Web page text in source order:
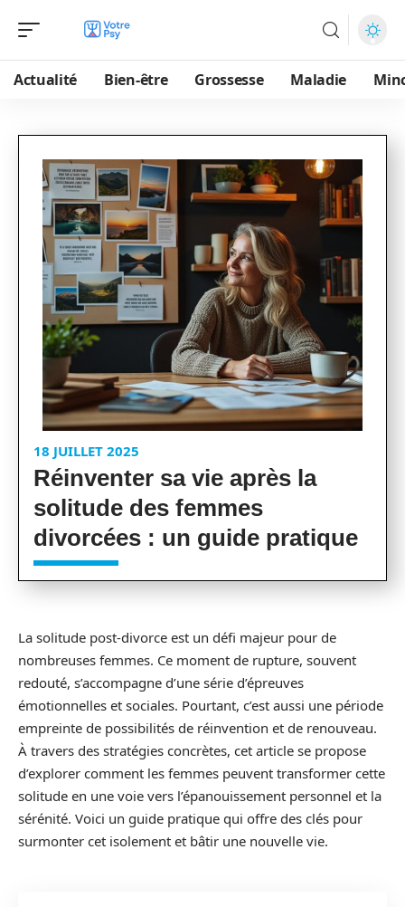
Actualité Bien-être Grossesse Maladie
18 JUILLET 2025
Réinventer sa vie après la
solitude des femmes
divorcées : un guide pratique
La solitude post-divorce est un défi majeur pour de
nombreuses femmes. Ce moment de rupture, souvent
redouté, s’accompagne d’une série d’épreuves
émotionnelles et sociales. Pourtant, c’est aussi une période
empreinte de possibilités de réinvention et de renouveau.
À travers des stratégies concrètes, cet article se propose
d’explorer comment les femmes peuvent transformer cette
solitude en une voie vers l’épanouissement personnel et la
sérénité. Voici un guide pratique qui offre des clés pour
surmonter cet isolement et bâtir une nouvelle vie.